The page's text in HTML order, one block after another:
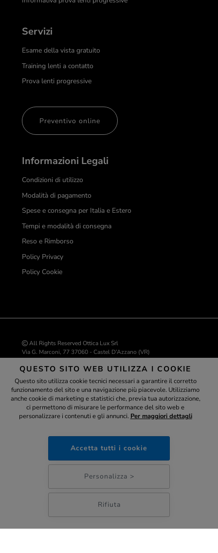
Servizi
Esame della vista gratuito
Training lenti a contatto
Prova lenti progressive
Preventivo online
Informazioni Legali
Condizioni di utilizzo
Modalità di pagamento
Spese e consegna per Italia e Estero
Tempi e modalità di consegna
Reso e Rimborso
Policy Privacy
Policy Cookie
All Rights Reserved Ottica Lux Srl
Via G. Marconi, 77 37060 - Castel D’Azzano (VR)
REA VR-429226
info@ottica-lux.com
Realizzazione e-commerce Colombo 3000
PAGAMENTI SICURI
Assistente
ottica-lux.it
QUESTO SITO WEB UTILIZZA I COOKIE
Questo sito utilizza cookie tecnici necessari a garantire il corretto
funzionamento del sito e una navigazione più piacevole. Utilizziamo
anche cookie di marketing e statistici che, previa tua autorizzazione,
ci permettono di misurare le performance del sito web e
personalizzare i contenuti e gli annunci. Per maggiori dettagli
Accetta tutti i cookie
Rifiuta
Personalizza >